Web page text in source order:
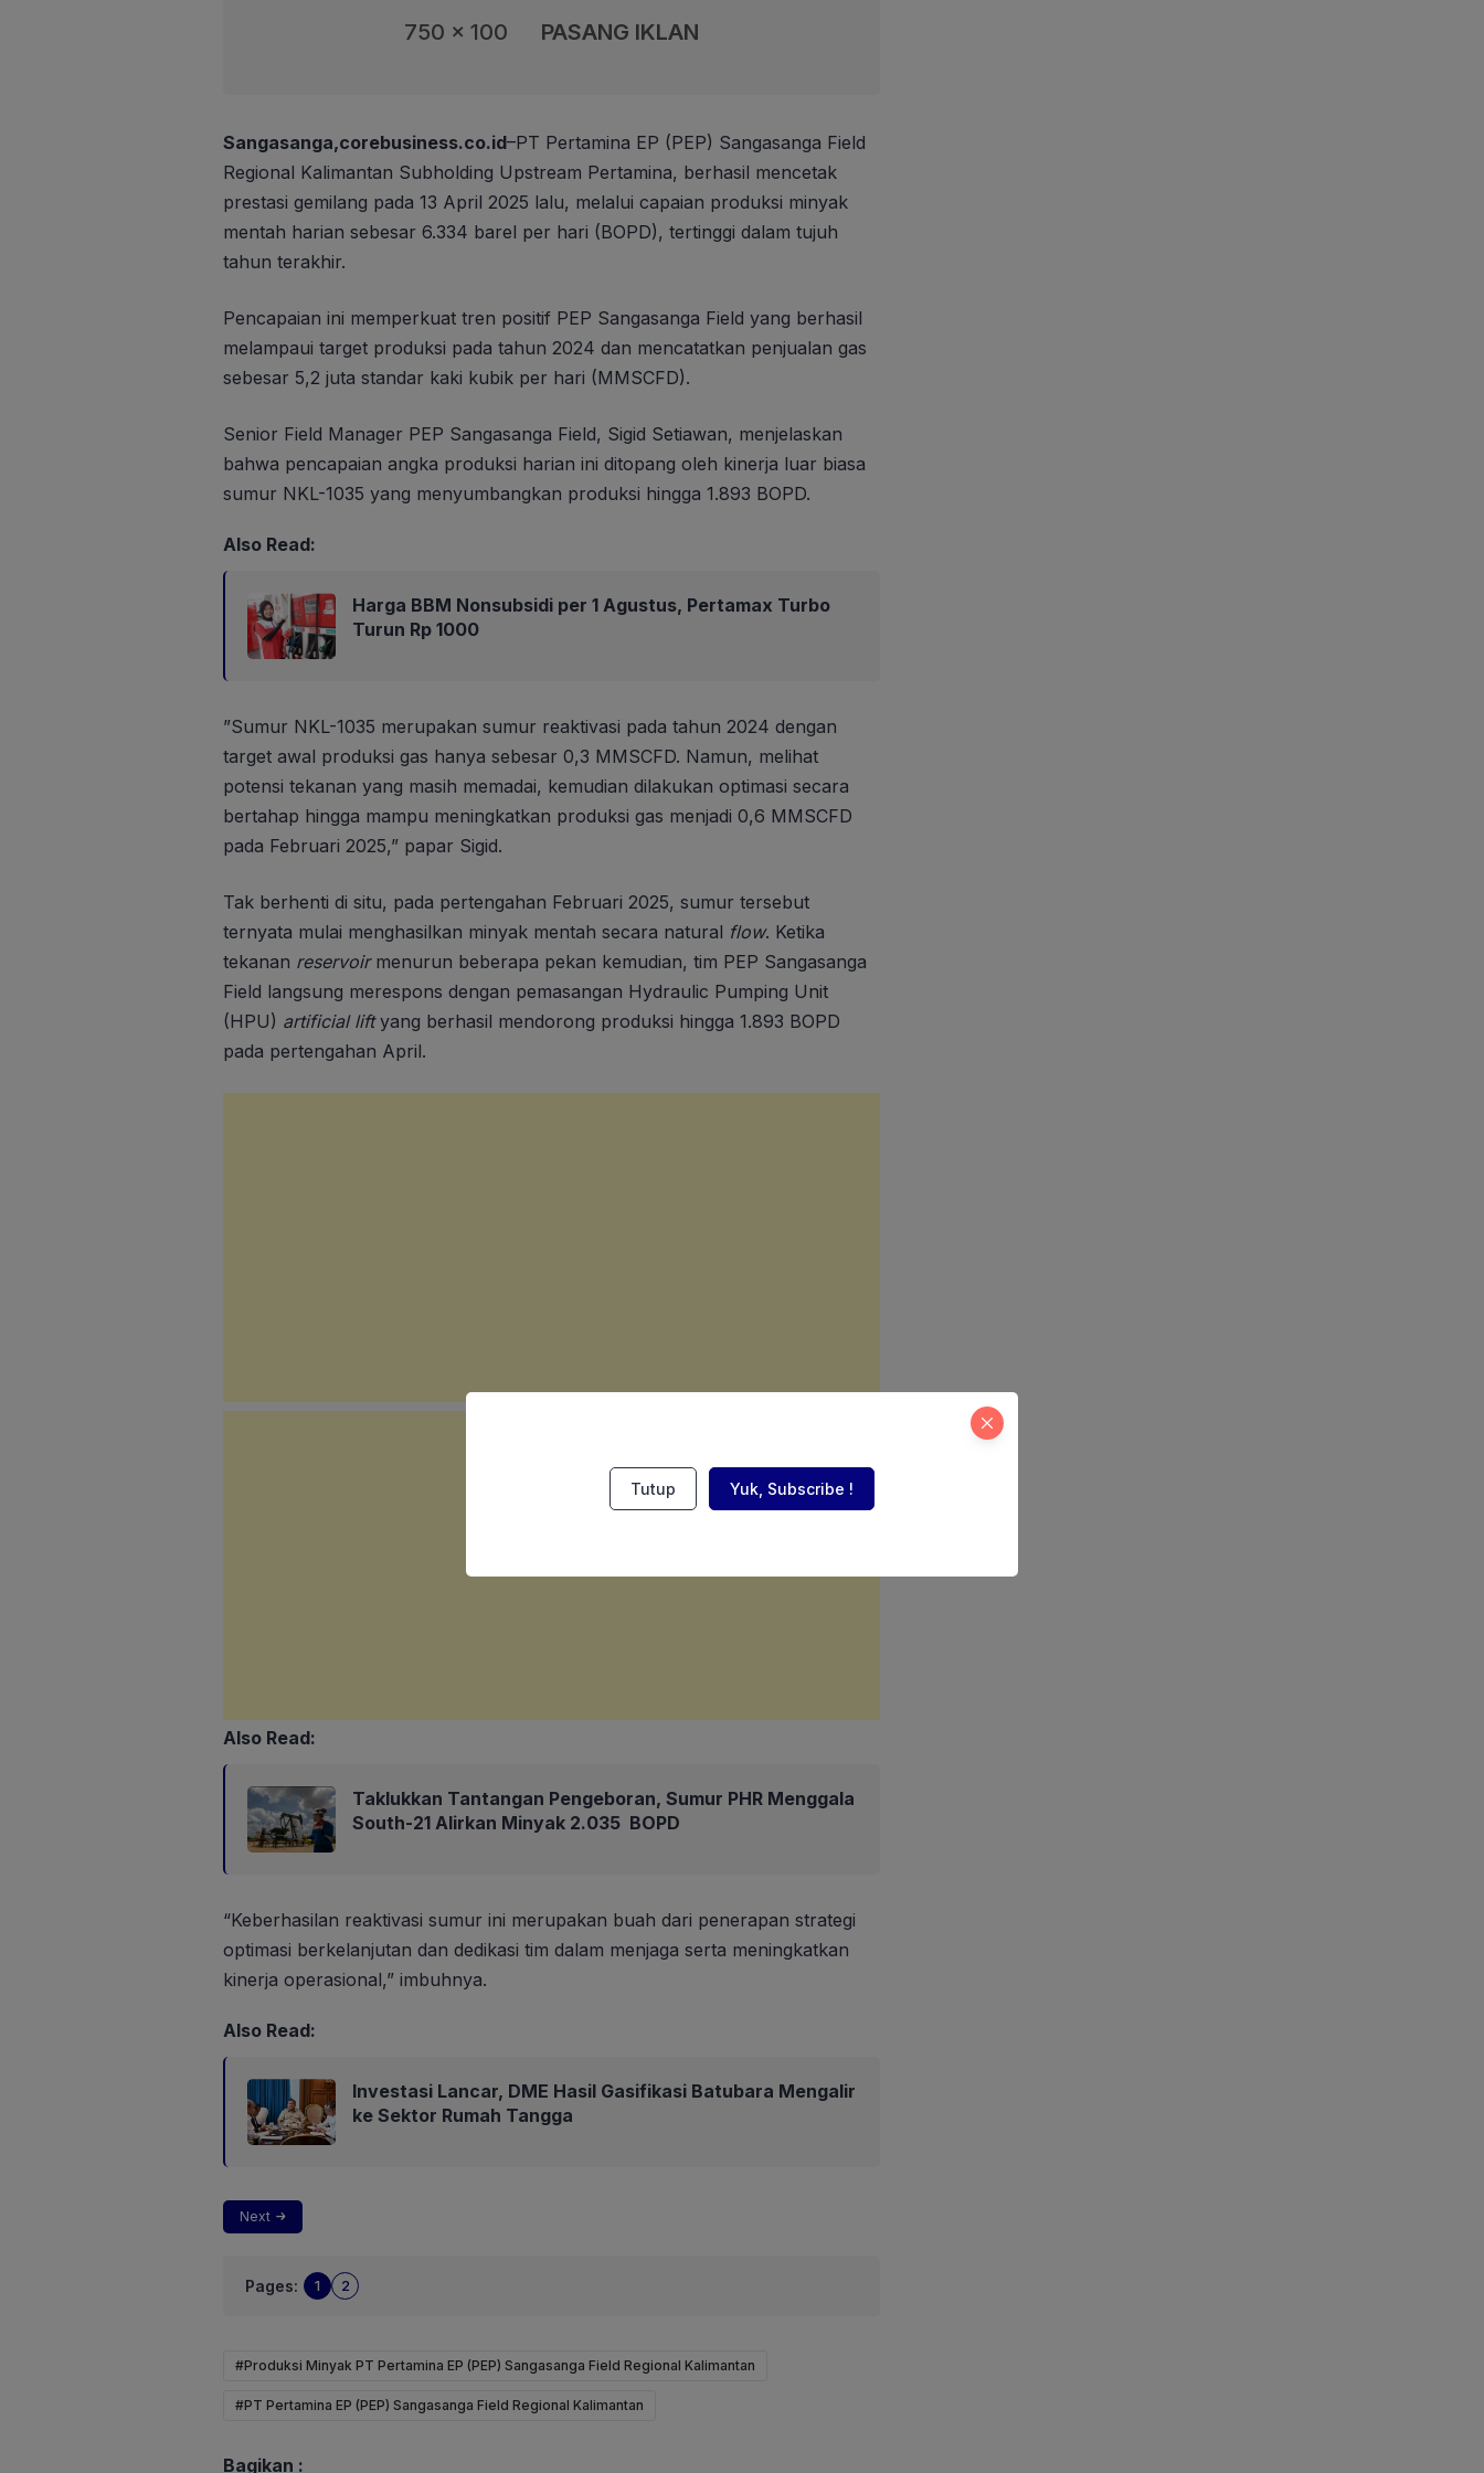
750 x 100 PASANG IKLAN
Sangasanga,corebusiness.co.id–PT Pertamina EP (PEP) Sangasanga Field
Regional Kalimantan Subholding Upstream Pertamina, berhasil mencetak
prestasi gemilang pada 13 April 2025 lalu, melalui capaian produksi minyak
mentah harian sebesar 6.334 barel per hari (BOPD), tertinggi dalam tujuh
tahun terakhir.
Pencapaian ini memperkuat tren positif PEP Sangasanga Field yang berhasil
melampaui target produksi pada tahun 2024 dan mencatatkan penjualan gas
sebesar 5,2 juta standar kaki kubik per hari (MMSCFD).
Senior Field Manager PEP Sangasanga Field, Sigid Setiawan, menjelaskan
bahwa pencapaian angka produksi harian ini ditopang oleh kinerja luar biasa
sumur NKL-1035 yang menyumbangkan produksi hingga 1.893 BOPD.
Also Read:
Harga BBM Nonsubsidi per 1 Agustus, Pertamax Turbo
Turun Rp 1000
”Sumur NKL-1035 merupakan sumur reaktivasi pada tahun 2024 dengan
target awal produksi gas hanya sebesar 0,3 MMSCFD. Namun, melihat
potensi tekanan yang masih memadai, kemudian dilakukan optimasi secara
bertahap hingga mampu meningkatkan produksi gas menjadi 0,6 MMSCFD
pada Februari 2025,” papar Sigid.
Tak berhenti di situ, pada pertengahan Februari 2025, sumur tersebut
ternyata mulai menghasilkan minyak mentah secara natural flow. Ketika
tekanan reservoirmenurun beberapa pekan kemudian, tim PEP Sangasanga
Field langsung merespons dengan pemasangan Hydraulic Pumping Unit
(HPU) artificial liftyang berhasil mendorong produksi hingga 1.893 BOPD
pada pertengahan April.
Also Read:
Taklukkan Tantangan Pengeboran, Sumur PHR Menggala
South-21 Alirkan Minyak 2.035 BOPD
“Keberhasilan reaktivasi sumur ini merupakan buah dari penerapan strategi
optimasi berkelanjutan dan dedikasi tim dalam menjaga serta meningkatkan
kinerja operasional,” imbuhnya.
Also Read:
Investasi Lancar, DME Hasil Gasifikasi Batubara Mengalir
ke Sektor Rumah Tangga
Next
Pages: 1 2
#Produksi Minyak PT Pertamina EP (PEP) Sangasanga Field Regional Kalimantan
#PT Pertamina EP (PEP) Sangasanga Field Regional Kalimantan
Bagikan :
Tutup Yuk, Subscribe !